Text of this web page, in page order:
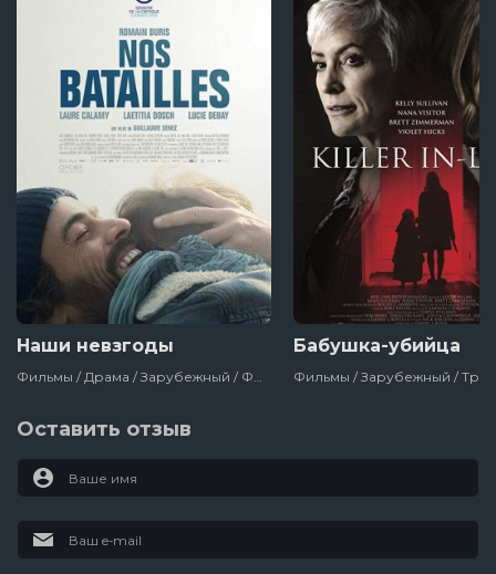
Наши невзгоды Бабушка-убийца
Оставить отзыв